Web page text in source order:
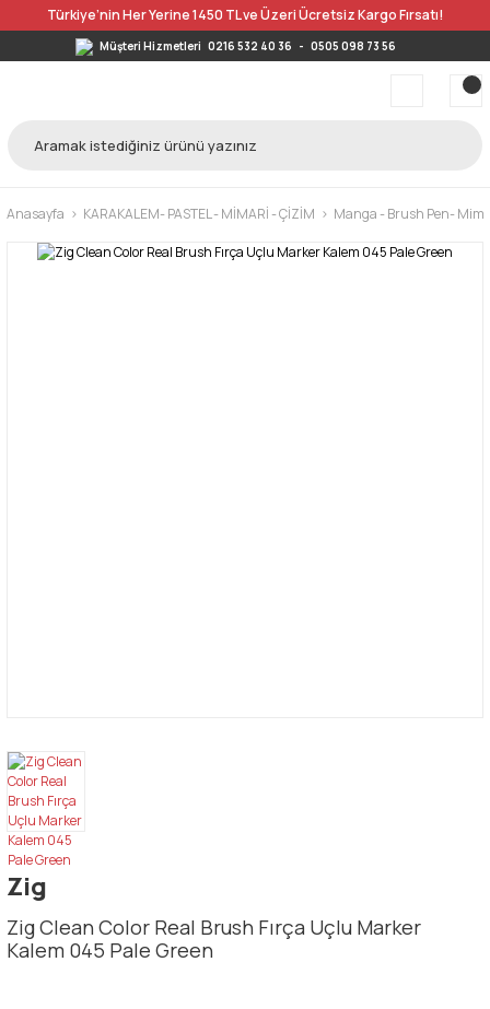
Türkiye’nin Her Yerine 1450 TL ve Üzeri Ücretsiz Kargo Fırsatı!
Müşteri Hizmetleri 0216 532 40 36 - 0505 098 73 56
Anasayfa KARAKALEM- PASTEL - MİMARİ - ÇİZİM Manga - Brush Pen-
Zig
Zig Clean Color Real Brush Fırça Uçlu Marker
Kalem 045 Pale Green